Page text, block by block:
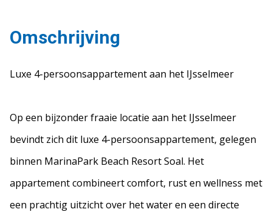
Omschrijving
Luxe 4-persoonsappartement aan het IJsselmeer
Op een bijzonder fraaie locatie aan het IJsselmeer
bevindt zich dit luxe 4-persoonsappartement, gelegen
binnen MarinaPark Beach Resort Soal. Het
appartement combineert comfort, rust en wellness met
een prachtig uitzicht over het water en een directe